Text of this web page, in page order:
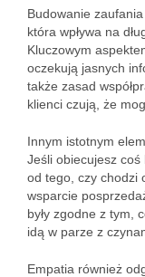
Budowanie
która wpływa na
Kluczowym
oczekują jasnych
także zasad
klienci czują, że
Innym istotnym
Jeśli obiecujesz coś
od tego, czy chodzi
wsparcie
były zgodne z tym,
idą w parze z
Empatia również